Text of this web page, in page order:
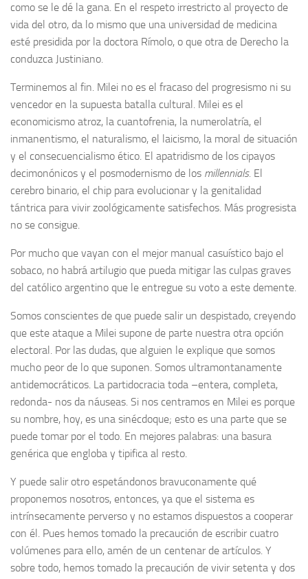
como se le dé la gana. En el respeto irrestricto al proyecto de
vida del otro, da lo mismo que una universidad de medicina
esté presidida por la doctora Rímolo, o que otra de Derecho la
conduzca Justiniano.
Terminemos al fin. Milei no es el fracaso del progresismo ni su
vencedor en la supuesta batalla cultural. Milei es el
economicismo atroz, la cuantofrenia, la numerolatría, el
inmanentismo, el naturalismo, el laicismo, la moral de situación
y el consecuencialismo ético. El apatridismo de los cipayos
decimonónicos y el posmodernismo de los millennials. El
cerebro binario, el chip para evolucionar y la genitalidad
tántrica para vivir zoológicamente satisfechos. Más progresista
no se consigue.
Por mucho que vayan con el mejor manual casuístico bajo el
sobaco, no habrá artilugio que pueda mitigar las culpas graves
del católico argentino que le entregue su voto a este demente.
Somos conscientes de que puede salir un despistado, creyendo
que este ataque a Milei supone de parte nuestra otra opción
electoral. Por las dudas, que alguien le explique que somos
mucho peor de lo que suponen. Somos ultramontanamente
antidemocráticos. La partidocracia toda –entera, completa,
redonda- nos da náuseas. Si nos centramos en Milei es porque
su nombre, hoy, es una sinécdoque; esto es una parte que se
puede tomar por el todo. En mejores palabras: una basura
genérica que engloba y tipifica al resto.
Y puede salir otro espetándonos bravuconamente qué
proponemos nosotros, entonces, ya que el sistema es
intrínsecamente perverso y no estamos dispuestos a cooperar
con él. Pues hemos tomado la precaución de escribir cuatro
volúmenes para ello, amén de un centenar de artículos. Y
sobre todo, hemos tomado la precaución de vivir setenta y dos